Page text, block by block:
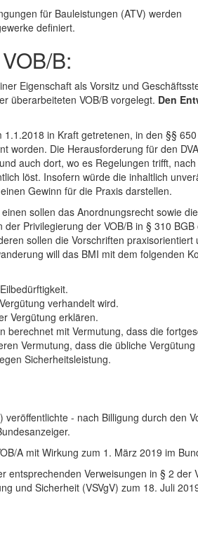
für Bauleistungen (ATV) werden
definiert.
B:
Eigenschaft als Vorsitz und
überarbeiteten VOB/B vorgelegt. Den
in Kraft getretenen, in den §§
worden. Die Herausforderung für den
auch dort, wo es Regelungen trifft,
löst. Insofern würde die inhaltlich
Gewinn für die Praxis darstellen.
sollen das Anordnungsrecht sowie
Privilegierung der VOB/B in § 310 BGB
sollen die Vorschriften praxisorientiert
will das BMI mit dem folgenden
verhandelt wird.
Vergütung erklären.
berechnet mit Vermutung, dass die
Vermutung, dass die übliche
Sicherheitsleistung.
- nach Billigung durch den
A mit Wirkung zum 1. März 2019 im
entsprechenden Verweisungen in § 2 der
und Sicherheit (VSVgV) zum 18. Juli